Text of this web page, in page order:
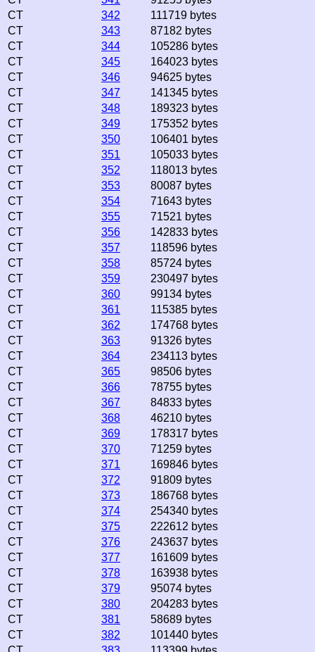
CT
342
111719 bytes
CT
343
87182 bytes
CT
344
105286 bytes
CT
345
164023 bytes
CT
346
94625 bytes
CT
347
141345 bytes
CT
348
189323 bytes
CT
349
175352 bytes
CT
350
106401 bytes
CT
351
105033 bytes
CT
352
118013 bytes
CT
353
80087 bytes
CT
354
71643 bytes
CT
355
71521 bytes
CT
356
142833 bytes
CT
357
118596 bytes
CT
358
85724 bytes
CT
359
230497 bytes
CT
360
99134 bytes
CT
361
115385 bytes
CT
362
174768 bytes
CT
363
91326 bytes
CT
364
234113 bytes
CT
365
98506 bytes
CT
366
78755 bytes
CT
367
84833 bytes
CT
368
46210 bytes
CT
369
178317 bytes
CT
370
71259 bytes
CT
371
169846 bytes
CT
372
91809 bytes
CT
373
186768 bytes
CT
374
254340 bytes
CT
375
222612 bytes
CT
376
243637 bytes
CT
377
161609 bytes
CT
378
163938 bytes
CT
379
95074 bytes
CT
380
204283 bytes
CT
381
58689 bytes
CT
382
101440 bytes